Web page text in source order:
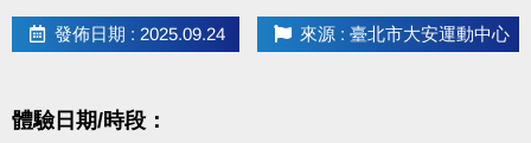
發佈日期 : 2025.09.24 來源 : 臺北市大安運動中心
體驗日期/時段：